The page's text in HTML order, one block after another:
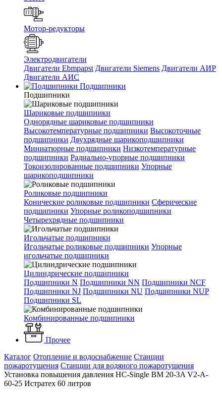
Мотор-редукторы
Электродвигатели
Двигатели Ebmpapst Двигатели Siemens Двигатели АИР
Двигатели АИС
Подшипники
Подшипники
Шариковые подшипники
Однорядные шариковые подшипники
Высокотемпературные подшипники Высокоточные
подшипники Двухрядные шарикоподшипники
Миниатюрные подшипники Низкотемпературные
подшипники Радиально-упорные подшипники
Токоизолированные подшипники Упорные
шарикоподшипники
Роликовые подшипники
Конические роликовые подшипники Сферические
подшипники Упорные роликоподшипники
Четырехрядные подшипники
Игольчатые подшипники
Игольчатые роликовые подшипники Упорные
игольчатые подшипники
Цилиндрические подшипники
Подшипники N Подшипники NN Подшипники NCF
Подшипники NJ Подшипники NU Подшипники NUP
Подшипники SL
Комбинированные подшипники
Прочее
Каталог Отопление и водоснабжение Станции
пожаротушения Станции для водяного пожаротушения
Установка повышения давления HC-Single BM 20-3A V2-A-
60-25 Истратех 60 литров